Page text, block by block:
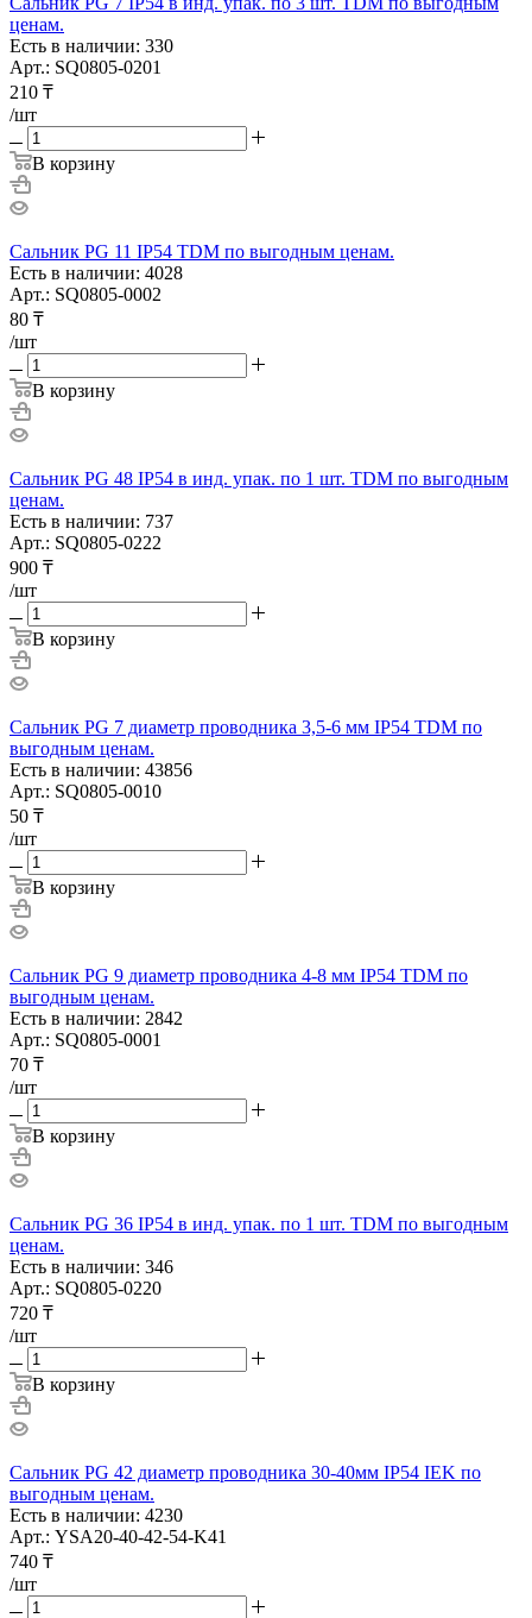
ценам.
Есть в наличии: 330
Арт.: SQ0805-0201
210 ₸
/шт
В корзину
Сальник PG 11 IP54 TDM по выгодным ценам.
Есть в наличии: 4028
Арт.: SQ0805-0002
80 ₸
/шт
В корзину
Сальник PG 48 IP54 в инд. упак. по 1 шт. TDM по выгодным
ценам.
Есть в наличии: 737
Арт.: SQ0805-0222
900 ₸
/шт
В корзину
Сальник PG 7 диаметр проводника 3,5-6 мм IP54 TDM по
выгодным ценам.
Есть в наличии: 43856
Арт.: SQ0805-0010
50 ₸
/шт
В корзину
Сальник PG 9 диаметр проводника 4-8 мм IP54 TDM по
выгодным ценам.
Есть в наличии: 2842
Арт.: SQ0805-0001
70 ₸
/шт
В корзину
Сальник PG 36 IP54 в инд. упак. по 1 шт. TDM по выгодным
ценам.
Есть в наличии: 346
Арт.: SQ0805-0220
720 ₸
/шт
В корзину
Сальник PG 42 диаметр проводника 30-40мм IP54 IEK по
выгодным ценам.
Есть в наличии: 4230
Арт.: YSA20-40-42-54-K41
740 ₸
/шт